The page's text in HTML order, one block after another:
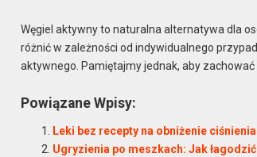
Węgiel aktywny to naturalna alternatywa dla
różnić w zależności od indywidualnego
aktywnego. Pamiętajmy jednak, aby
Powiązane Wpisy:
Leki bez recepty na obniżenie
Ugryzienia po meszkach: Jak